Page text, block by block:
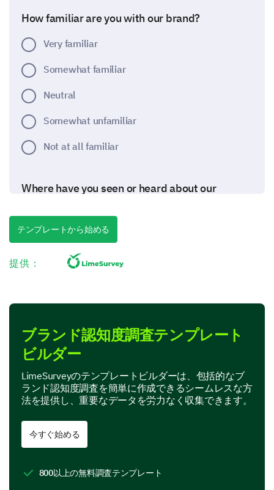
How familiar are you with our brand?
Very familiar
Somewhat familiar
Neutral
Somewhat unfamiliar
Not at all familiar
Where have you seen or heard about our
TV
Radio
Internet Ads
Word of Mouth
Newspapers/Magazines
Other:
Please rate your overall impression of our
brand.
Very Positive
テンプレートから始める
提供：
ブランド認知度調査テンプレート
ビルダー
LimeSurveyのテンプレートビルダーは、包括的なブ
ランド認知度調査を簡単に作成できるシームレスな方
法を提供し、重要なデータを労力なく収集できます。
今すぐ始める
800以上の無料調査テンプレート